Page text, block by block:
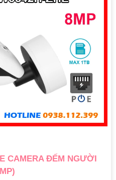
CAMERA ĐẾM NGƯỜI